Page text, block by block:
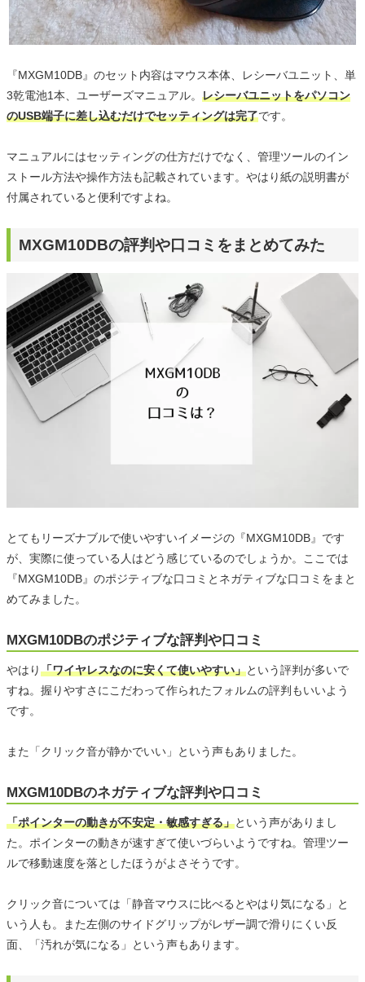
『MXGM10DB』のセット内容はマウス本体、レシーバユニット、単
3乾電池1本、ユーザーズマニュアル。 レシーバユニットをパソコン
のUSB端子に差し込むだけでセッティングは完了です。
マニュアルにはセッティングの仕方だけでなく、管理ツールのイン
ストール方法や操作方法も記載されています。やはり紙の説明書が
付属されていると便利ですよね。
MXGM10DBの評判や口コミをまとめてみた
とてもリーズナブルで使いやすいイメージの『MXGM10DB』です
が、実際に使っている人はどう感じているのでしょうか。ここでは
『MXGM10DB』のポジティブな口コミとネガティブな口コミをまと
めてみました。
MXGM10DBのポジティブな評判や口コミ
やはり「ワイヤレスなのに安くて使いやすい」という評判が多いで
すね。握りやすさにこだわって作られたフォルムの評判もいいよう
です。
また「クリック音が静かでいい」という声もありました。
MXGM10DBのネガティブな評判や口コミ
「ポインターの動きが不安定・敏感すぎる」という声がありまし
た。ポインターの動きが速すぎて使いづらいようですね。管理ツー
ルで移動速度を落としたほうがよさそうです。
クリック音については「静音マウスに比べるとやはり気になる」と
いう人も。また左側のサイドグリップがレザー調で滑りにくい反
面、「汚れが気になる」という声もあります。